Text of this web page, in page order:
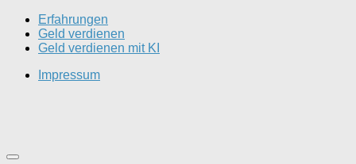
Erfahrungen
Geld verdienen
Geld verdienen mit KI
Impressum